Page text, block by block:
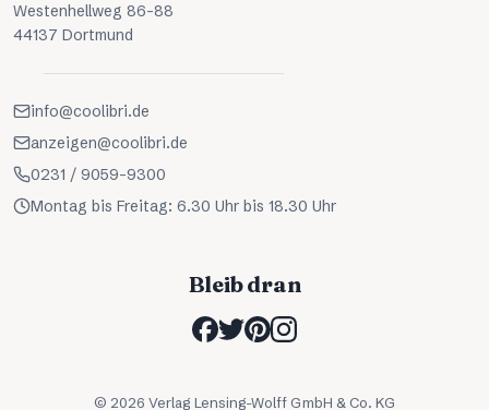
Westenhellweg 86-88
44137 Dortmund
info@coolibri.de
anzeigen@coolibri.de
0231 / 9059-9300
Montag bis Freitag: 6.30 Uhr bis 18.30 Uhr
Bleib dran
© 2026 Verlag Lensing-Wolff GmbH & Co. KG